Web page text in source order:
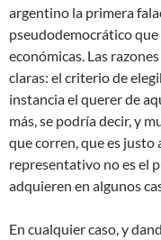
argentino la primera
pseudodemocrático
económicas. Las
claras: el criterio de
instancia el querer de
más, se podría decir, y
que corren, que es
representativo no es el
adquieren en algunos
En cualquier caso, y